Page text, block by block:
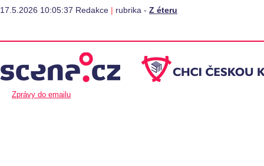
17.5.2026 10:05:37 Redakce | rubrika - Z éteru
Zprávy do emailu